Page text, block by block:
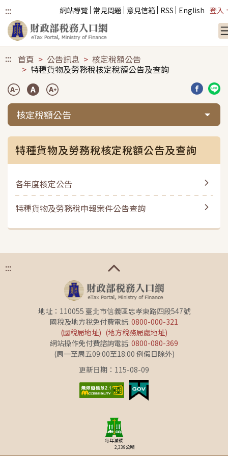
::: 網站導覽 常見問題 意見信箱 RSS English 登入
::: 首頁 公告訊息
核定稅額公告
特種貨物及勞務稅核定稅額公告及查詢
分享到
分
核定稅額公告
特種貨物及勞務稅核定稅額公告及查詢
各年度核定公告
特種貨物及勞務稅申報案件公告查詢
:::
地址：110055 臺北市信義區忠孝東路四段547號
國稅及地方稅免付費電話: 0800-000-321
(國稅局地址) (地方稅務局處地址)
網站操作免付費諮詢電話: 0800-080-369
(周一至周五09:00至18:00 例假日除外)
更新日期：115-08-09
每年減碳
2,339公噸